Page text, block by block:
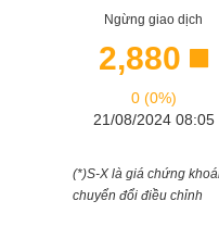
Ngừng giao dịch
2,880
0 (0%)
21/08/2024 08:05
(*)S-X là giá chứng
chuyển đổi điều chỉnh
KINH TẾ
THẾ GIỚI
ĐÔNG DƯƠNG
PHÂN TÍCH